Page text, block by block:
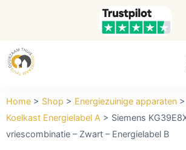
Home > Shop > Energiezuinige apparaten >
Koelkast Energielabel A > Siemens
vriescombinatie – Zwart – Energielabel B